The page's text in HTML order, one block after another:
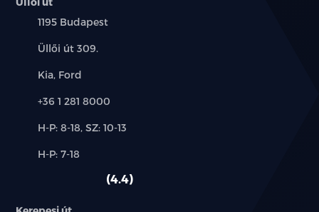
Település:
1195 Budapest
Cím:
Üllői út 309.
Márkák:
Kia, Ford
Telefon:
+36 1 281 8000
Új-
használt
H-P: 8-18, SZ: 10-13
Alkatrész,
H-P: 7-18
4.4